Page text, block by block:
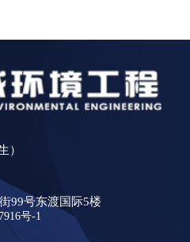
）
99号东渡国际5楼
号-1